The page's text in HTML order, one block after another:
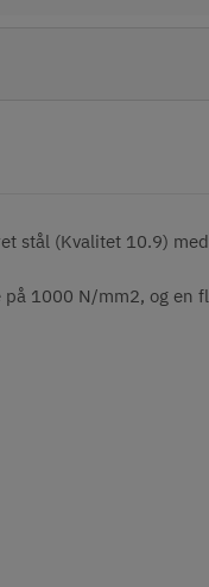
stål (Kvalitet 10.9)
1000 N/mm2, og en